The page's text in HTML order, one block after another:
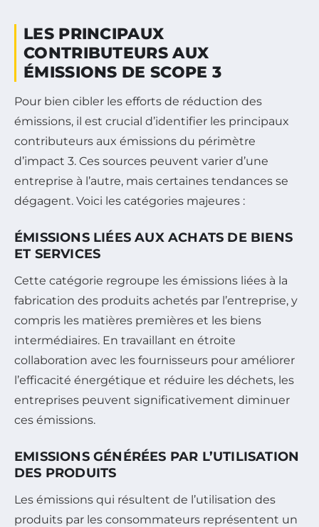
LES PRINCIPAUX
CONTRIBUTEURS AUX
ÉMISSIONS DE SCOPE 3
Pour bien cibler les efforts de réduction des
émissions, il est crucial d’identifier les principaux
contributeurs aux émissions du périmètre
d’impact 3. Ces sources peuvent varier d’une
entreprise à l’autre, mais certaines tendances se
dégagent. Voici les catégories majeures :
ÉMISSIONS LIÉES AUX ACHATS DE BIENS
ET SERVICES
Cette catégorie regroupe les émissions liées à la
fabrication des produits achetés par l’entreprise, y
compris les matières premières et les biens
intermédiaires. En travaillant en étroite
collaboration avec les fournisseurs pour améliorer
l’efficacité énergétique et réduire les déchets, les
entreprises peuvent significativement diminuer
ces émissions.
EMISSIONS GÉNÉRÉES PAR L’UTILISATION
DES PRODUITS
Les émissions qui résultent de l’utilisation des
produits par les consommateurs représentent un